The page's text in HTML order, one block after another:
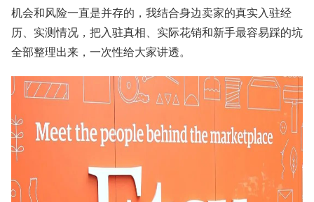
机会和风险一直是并存的，我结合身边卖家的真实入驻经
历、实测情况，把入驻真相、实际花销和新手最容易踩的坑
全部整理出来，一次性给大家讲透。